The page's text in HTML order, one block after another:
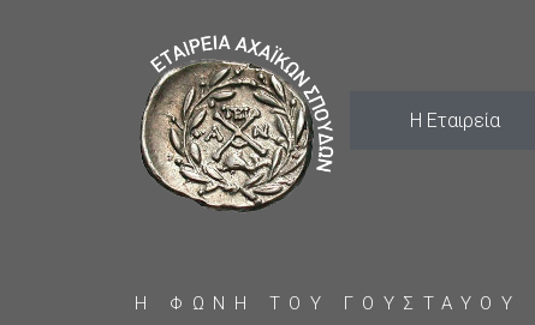
Η Εταιρεία
Η ΦΩΝΗ ΤΟΥ ΓΟΥΣΤΑΥΟΥ